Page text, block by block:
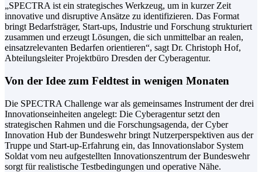
„SPECTRA ist ein strategisches Werkzeug, um in kurzer Zeit
innovative und disruptive Ansätze zu identifizieren. Das Format
bringt Bedarfsträger, Start-ups, Industrie und Forschung strukturiert
zusammen und erzeugt Lösungen, die sich unmittelbar an realen,
einsatzrelevanten Bedarfen orientieren“, sagt Dr. Christoph Hof,
Abteilungsleiter Projektbüro Dresden der Cyberagentur.
Von der Idee zum Feldtest in wenigen Monaten
Die SPECTRA Challenge war als gemeinsames Instrument der drei
Innovationseinheiten angelegt: Die Cyberagentur setzt den
strategischen Rahmen und die Forschungsagenda, der Cyber
Innovation Hub der Bundeswehr bringt Nutzerperspektiven aus der
Truppe und Start-up-Erfahrung ein, das Innovationslabor System
Soldat vom neu aufgestellten Innovationszentrum der Bundeswehr
sorgt für realistische Testbedingungen und operative Nähe.